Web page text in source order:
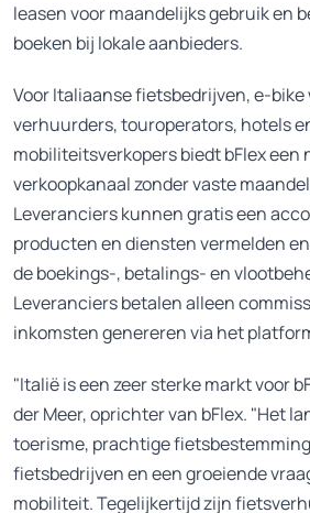
leasen voor maandelijks gebruik en
boeken bij lokale aanbieders.
Voor Italiaanse fietsbedrijven, e-bike
verhuurders, touroperators, hotels
mobiliteitsverkopers biedt bFlex een
verkoopkanaal zonder vaste
Leveranciers kunnen gratis een
producten en diensten vermelden
de boekings-, betalings- en
Leveranciers betalen alleen
inkomsten genereren via het
"Italië is een zeer sterke markt voor
der Meer, oprichter van bFlex. "Het
toerisme, prachtige
fietsbedrijven en een groeiende
mobiliteit. Tegelijkertijd zijn